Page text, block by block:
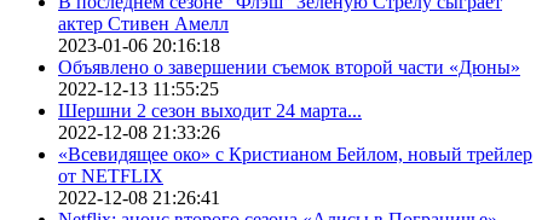
актер Стивен Амелл
2023-01-06 20:16:18
Объявлено о завершении съемок второй части «Дюны»
2022-12-13 11:55:25
Шершни 2 сезон выходит 24 марта...
2022-12-08 21:33:26
«Всевидящее око» с Кристианом Бейлом, новый трейлер
от NETFLIX
2022-12-08 21:26:41